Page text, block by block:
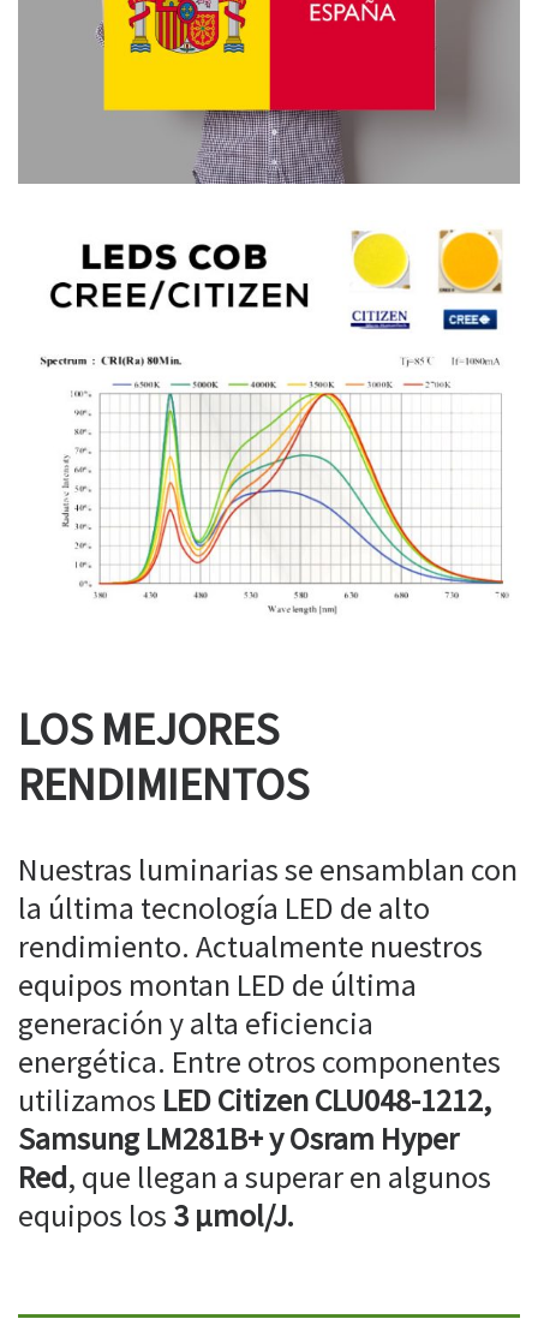
LOS MEJORES
RENDIMIENTOS
Nuestras luminarias se ensamblan con
la última tecnología LED de alto
rendimiento. Actualmente nuestros
equipos montan LED de última
generación y alta eficiencia
energética. Entre otros componentes
utilizamos LED Citizen CLU048-1212,
Samsung LM281B+ y Osram Hyper
Red, que llegan a superar en algunos
equipos los 3 µmol/J.